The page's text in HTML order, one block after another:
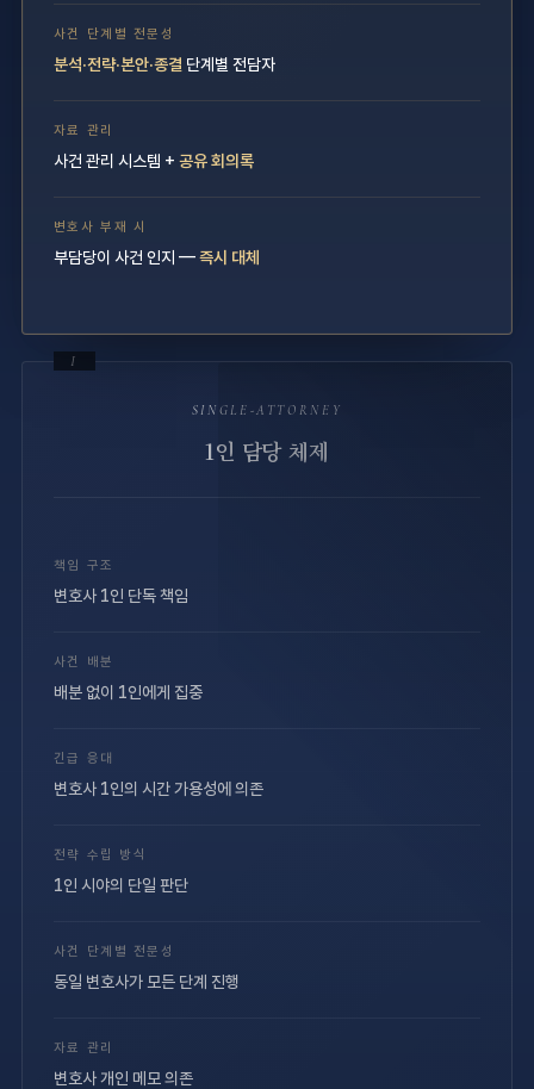
I
SINGLE-ATTORNEY
1인 담당 체제
책임 구조
변호사 1인 단독 책임
사건 배분
배분 없이 1인에게 집중
긴급 응대
변호사 1인의 시간 가용성에 의존
전략 수립 방식
1인 시야의 단일 판단
사건 단계별 전문성
동일 변호사가 모든 단계 진행
자료 관리
변호사 개인 메모 의존
사건 단계별 전문성
분석·전략·본안·종결 단계별 전담자
자료 관리
사건 관리 시스템 + 공유 회의록
변호사 부재 시
부담당이 사건 인지 —즉시 대체